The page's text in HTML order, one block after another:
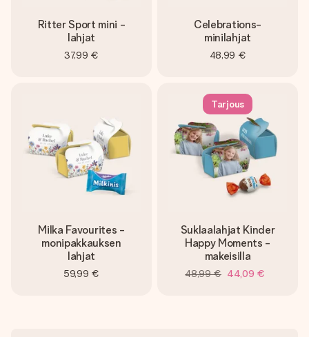
Ritter Sport mini -
lahjat
37,99 €
Celebrations-
minilahjat
48,99 €
Milka Favourites -
monipakkauksen
lahjat
59,99 €
Tarjous
Suklaalahjat Kinder
Happy Moments -
makeisilla
48,99 € 44,09 €